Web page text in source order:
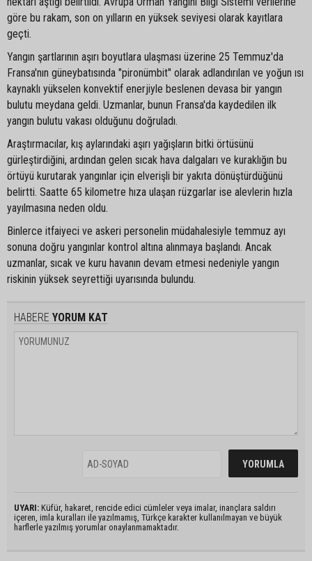
göre bu rakam, son on yılların en yüksek seviyesi olarak kayıtlara
geçti.
Yangın şartlarının aşırı boyutlara ulaşması üzerine 25 Temmuz'da
Fransa'nın güneybatısında "pironümbit" olarak adlandırılan ve yoğun ısı
kaynaklı yükselen konvektif enerjiyle beslenen devasa bir yangın
bulutu meydana geldi. Uzmanlar, bunun Fransa'da kaydedilen ilk
yangın bulutu vakası olduğunu doğruladı.
Araştırmacılar, kış aylarındaki aşırı yağışların bitki örtüsünü
gürleştirdiğini, ardından gelen sıcak hava dalgaları ve kuraklığın bu
örtüyü kurutarak yangınlar için elverişli bir yakıta dönüştürdüğünü
belirtti. Saatte 65 kilometre hıza ulaşan rüzgarlar ise alevlerin hızla
yayılmasına neden oldu.
Binlerce itfaiyeci ve askeri personelin müdahalesiyle temmuz ayı
sonuna doğru yangınlar kontrol altına alınmaya başlandı. Ancak
uzmanlar, sıcak ve kuru havanın devam etmesi nedeniyle yangın
riskinin yüksek seyrettiği uyarısında bulundu.
HABERE YORUM KAT
UYARI: Küfür, hakaret, rencide edici cümleler veya imalar, inançlara saldırı
içeren, imla kuralları ile yazılmamış, Türkçe karakter kullanılmayan ve büyük
harflerle yazılmış yorumlar onaylanmamaktadır.